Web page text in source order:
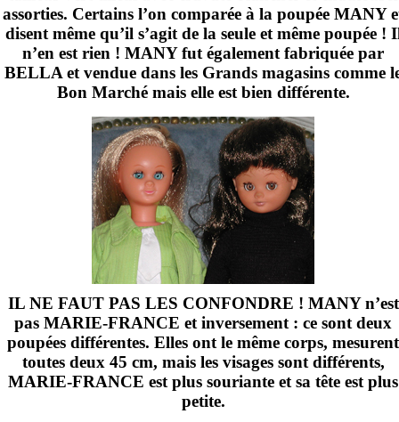
assorties. Certains l’on comparée à la poupée MANY
disent même qu’il s’agit de la seule et même poupée !
n’en est rien ! MANY fut également fabriquée par
BELLA et vendue dans les Grands magasins comme
Bon Marché mais elle est bien différente.
IL NE FAUT PAS LES CONFONDRE ! MANY n’est
pas MARIE-FRANCE et inversement : ce sont deux
poupées différentes. Elles ont le même corps, mesurent
toutes deux 45 cm, mais les visages sont différents,
MARIE-FRANCE est plus souriante et sa tête est plus
petite.